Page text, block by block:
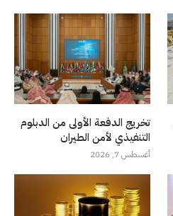
تخريج الدفعة الأولى من الدبلوم
التنفيذي لأمن الطيران
أغسطس 7, 2026